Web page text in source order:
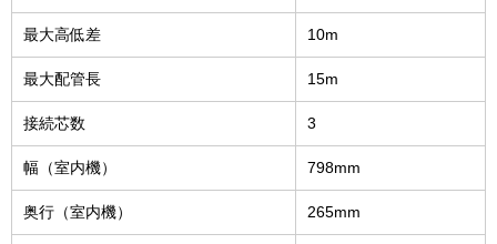
最大高低差 10m
最大配管長 15m
接続芯数 3
幅（室内機） 798mm
奥行（室内機） 265mm